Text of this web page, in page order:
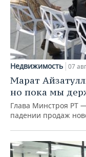
Недвижимость 07
Марат
но пока мы
Глава Минстроя РТ —
падении продаж